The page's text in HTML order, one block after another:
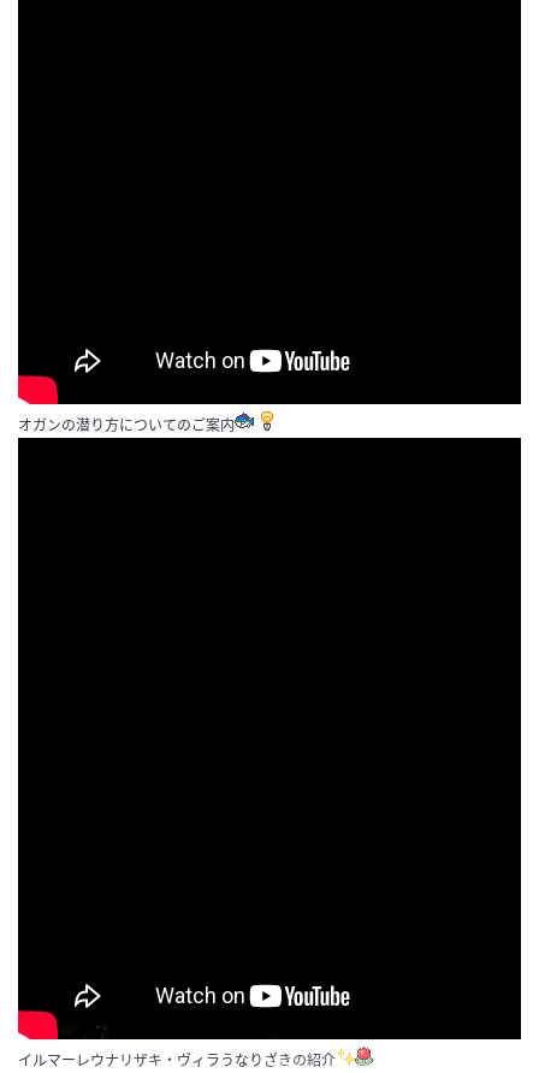
オガンの潜り方についてのご案内
イルマーレウナリザキ・ヴィラうなりざきの紹介